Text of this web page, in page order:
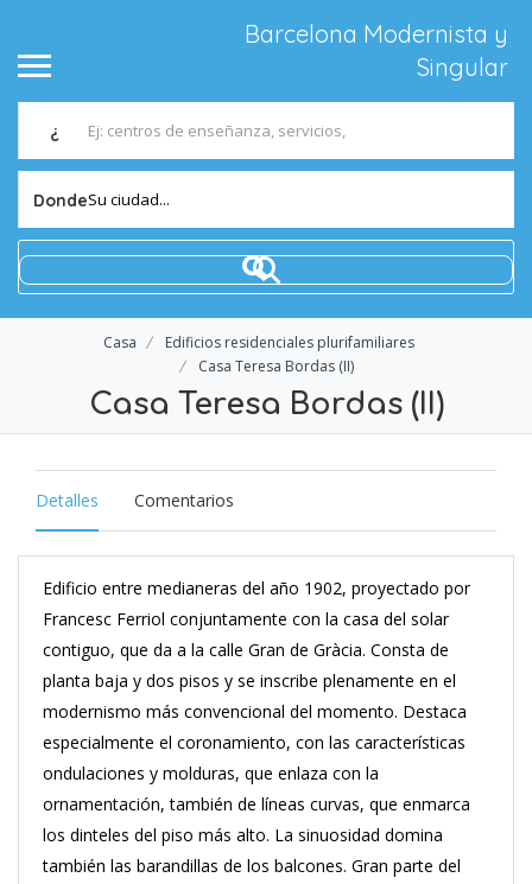
Barcelona Modernista y
Singular
¿
DondeSu ciudad...
Casa
Edificios residenciales plurifamiliares
Casa Teresa Bordas (II)
Casa Teresa Bordas (II)
Detalles Comentarios
Edificio entre medianeras del año 1902, proyectado por
Francesc Ferriol conjuntamente con la casa del solar
contiguo, que da a la calle Gran de Gràcia. Consta de
planta baja y dos pisos y se inscribe plenamente en el
modernismo más convencional del momento. Destaca
especialmente el coronamiento, con las características
ondulaciones y molduras, que enlaza con la
ornamentación, también de líneas curvas, que enmarca
los dinteles del piso más alto. La sinuosidad domina
también las barandillas de los balcones. Gran parte del